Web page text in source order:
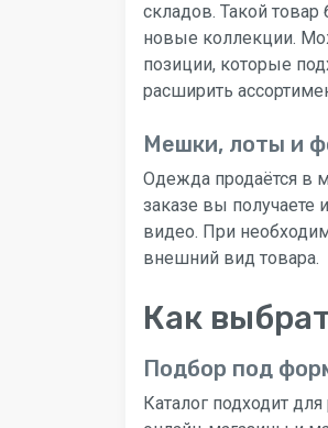
складов. Такой товар
новые коллекции.
позиции, которые
расширить
Мешки, лоты и
Одежда продаётся в
заказе вы получаете
видео. При
внешний вид товара.
Как
Подбор под
Каталог подходит